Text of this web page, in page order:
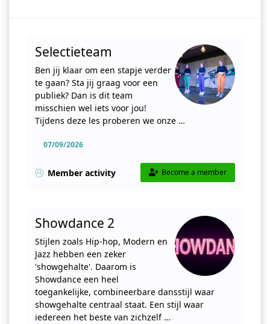
Selectieteam
Ben jij klaar om een stapje verder
te gaan? Sta jij graag voor een
publiek? Dan is dit team
misschien wel iets voor jou!
Tijdens deze les proberen we onze …
07/09/2026
Member activity Become a member
Showdance 2
Stijlen zoals Hip-hop, Modern en
Jazz hebben een zeker
'showgehalte'. Daarom is
Showdance een heel
toegankelijke, combineerbare dansstijl waar
showgehalte centraal staat. Een stijl waar
iedereen het beste van zichzelf …